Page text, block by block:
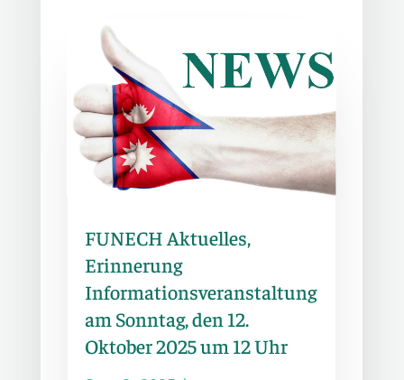
FUNECH Aktuelles,
Erinnerung
Informationsveranstaltung
am Sonntag, den 12.
Oktober 2025 um 12 Uhr